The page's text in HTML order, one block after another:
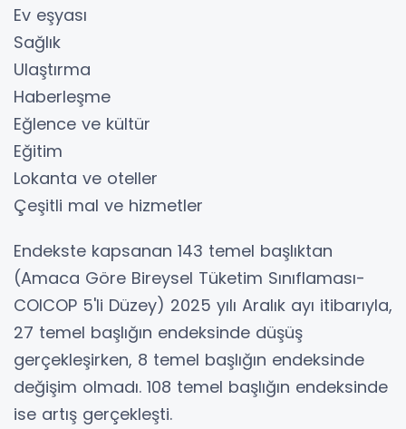
Ev eşyası
Sağlık
Ulaştırma
Haberleşme
Eğlence ve kültür
Eğitim
Lokanta ve oteller
Çeşitli mal ve hizmetler
Endekste kapsanan 143 temel başlıktan
(Amaca Göre Bireysel Tüketim Sınıflaması-
COICOP 5'li Düzey) 2025 yılı Aralık ayı itibarıyla,
27 temel başlığın endeksinde düşüş
gerçekleşirken, 8 temel başlığın endeksinde
değişim olmadı. 108 temel başlığın endeksinde
ise artış gerçekleşti.